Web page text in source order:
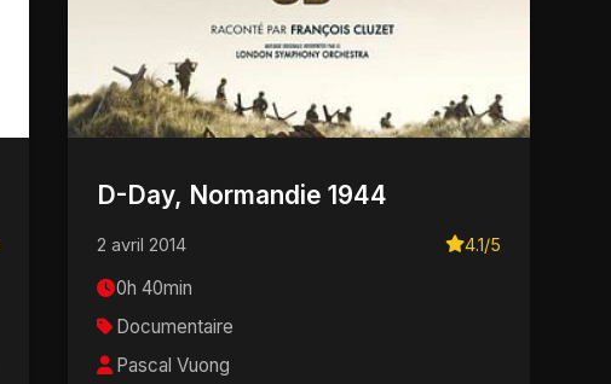
D-Day, Normandie 1944
2 avril 2014 4.1/5
0h 40min
Documentaire
Pascal Vuong